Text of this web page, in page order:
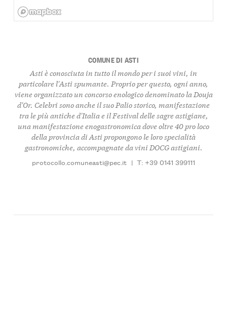
COMUNE DI ASTI
Asti è conosciuta in tutto il mondo per i suoi vini, in
particolare l'Asti spumante. Proprio per questo, ogni anno,
viene organizzato un concorso enologico denominato la Douja
d'Or. Celebri sono anche il suo Palio storico, manifestazione
tra le più antiche d'Italia e il Festival delle sagre astigiane,
una manifestazione enogastronomica dove oltre 40 pro loco
della provincia di Asti propongono le loro specialità
gastronomiche, accompagnate da vini DOCG astigiani.
protocollo.comuneasti@pec.it | T: +39 0141 399111